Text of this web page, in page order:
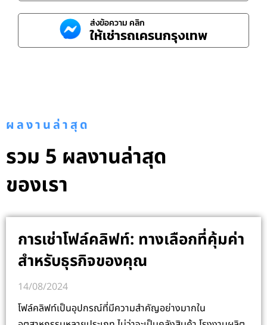
ส่งข้อความ คลิก
ให้เช่ารถเครนกรุงเทพ
ผลงานล่าสุด
รวม 5 ผลงานล่าสุด
ของเรา
การเช่าโฟล์คลิฟท์: ทางเลือกที่คุ้มค่า
สำหรับธุรกิจของคุณ
14/08/2024
โฟล์คลิฟท์เป็นอุปกรณ์ที่มีความสำคัญอย่างมากใน